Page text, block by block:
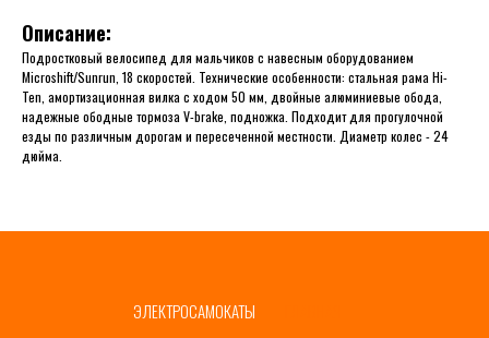
Описание:
Подростковый велосипед для мальчиков с навесным оборудованием
Microshift/Sunrun, 18 скоростей. Технические особенности: стальная рама Hi-
Ten, амортизационная вилка с ходом 50 мм, двойные алюминиевые обода,
надежные ободные тормоза V-brake, подножка. Подходит для прогулочной
езды по различным дорогам и пересеченной местности. Диаметр колес - 24
дюйма.
ЭЛЕКТРОСАМОКАТЫ